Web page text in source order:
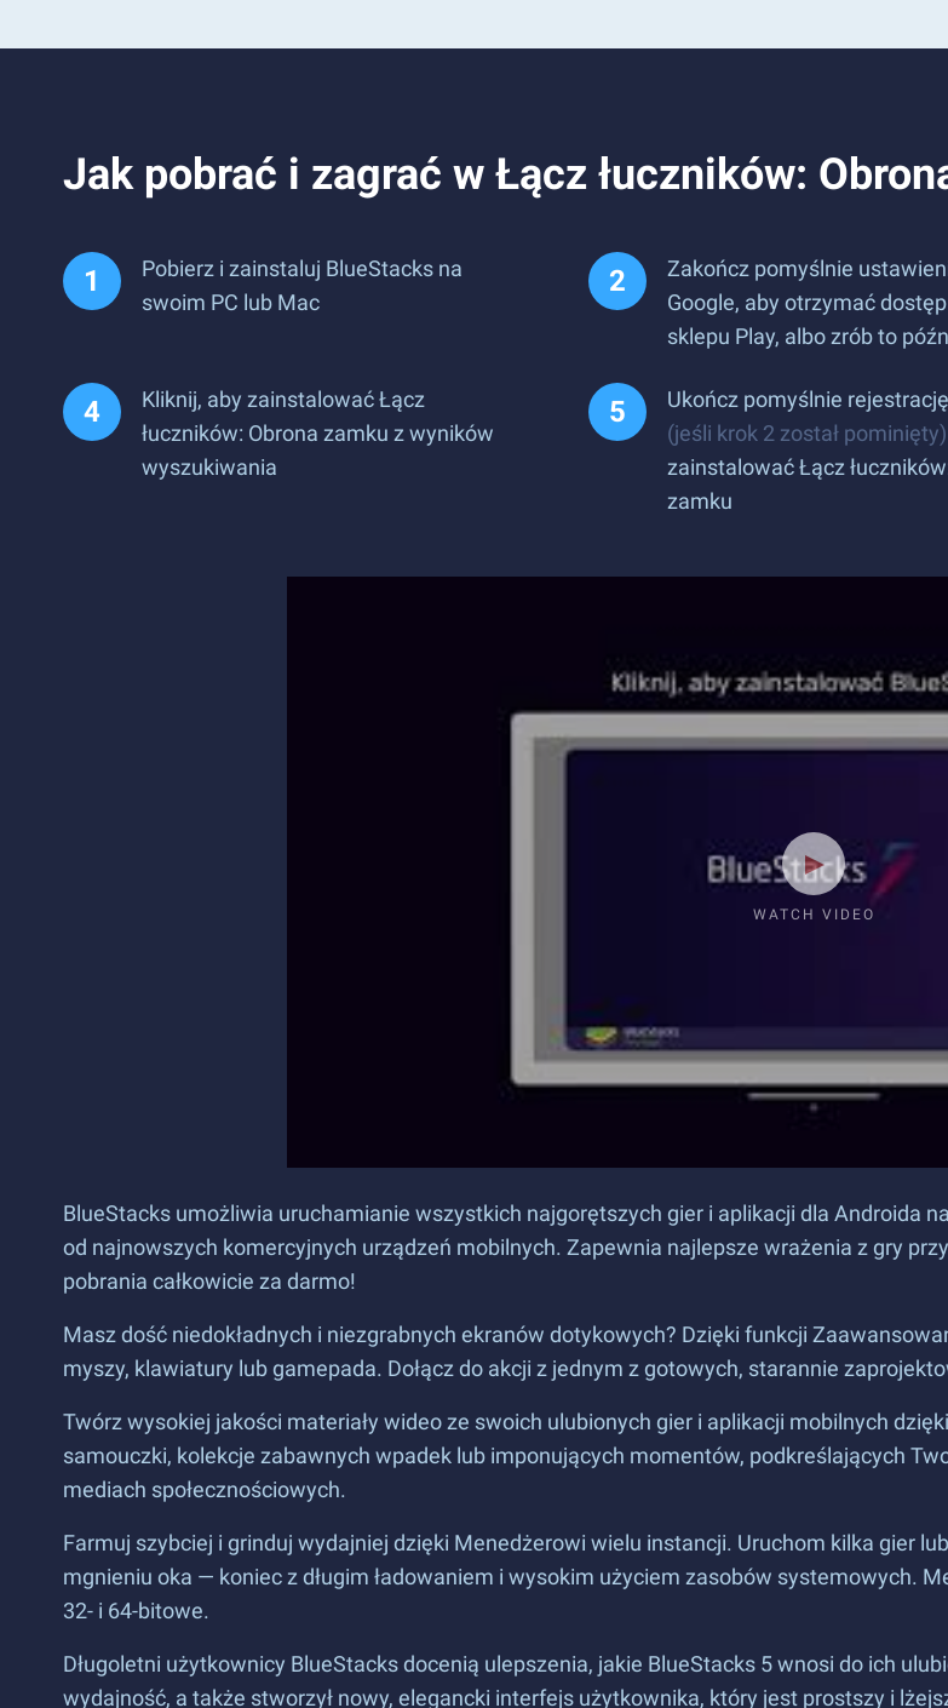
Jak pobrać i zagrać w Łącz łuczników:
Pobierz i zainstaluj BlueStacks na
swoim PC lub Mac
Zakończ pomyślnie
Google, aby otrzymać
sklepu Play, albo zrób to
Kliknij, aby zainstalować Łącz
łuczników: Obrona zamku z wyników
wyszukiwania
Ukończ pomyślnie
(jeśli krok 2 został pominięty)
zainstalować Łącz
zamku
WATCH VIDEO
BlueStacks umożliwia uruchamianie wszystkich najgorętszych gier i aplikacji dla Androida
od najnowszych komercyjnych urządzeń mobilnych. Zapewnia najlepsze wrażenia z gry
pobrania całkowicie za darmo!
Masz dość niedokładnych i niezgrabnych ekranów dotykowych? Dzięki funkcji
myszy, klawiatury lub gamepada. Dołącz do akcji z jednym z gotowych, starannie
Twórz wysokiej jakości materiały wideo ze swoich ulubionych gier i aplikacji mobilnych
samouczki, kolekcje zabawnych wpadek lub imponujących momentów, podkreślających
mediach społecznościowych.
Farmuj szybciej i grinduj wydajniej dzięki Menedżerowi wielu instancji. Uruchom kilka gier
mgnieniu oka — koniec z długim ładowaniem i wysokim użyciem zasobów systemowych.
32- i 64-bitowe.
Długoletni użytkownicy BlueStacks docenią ulepszenia, jakie BlueStacks 5 wnosi do ich
wydajność, a także stworzył nowy, elegancki interfejs użytkownika, który jest prostszy i